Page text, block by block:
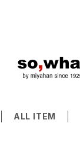
ALL ITEM